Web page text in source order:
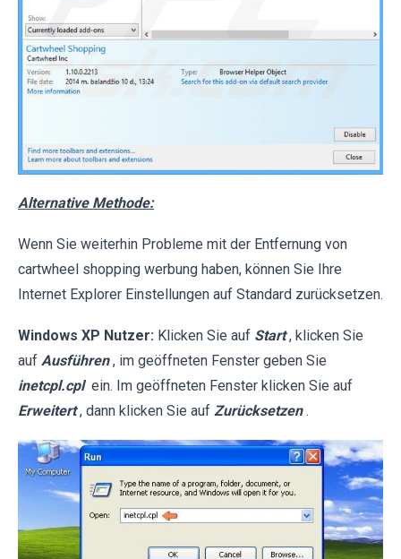
Alternative Methode:
Wenn Sie weiterhin Probleme mit der Entfernung von
cartwheel shopping werbung haben, können Sie Ihre
Internet Explorer Einstellungen auf Standard zurücksetzen.
Windows XP Nutzer: Klicken Sie auf Start , klicken Sie
auf Ausführen , im geöffneten Fenster geben Sie
inetcpl.cpl ein. Im geöffneten Fenster klicken Sie auf
Erweitert , dann klicken Sie auf Zurücksetzen .